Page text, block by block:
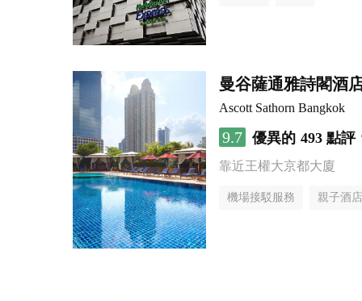
曼谷薩通雅詩閣酒
Ascott Sathorn Bangkok
9.7 優異的 493 點評
靠近王權大京都大廈
機場接駁服務 親子酒店